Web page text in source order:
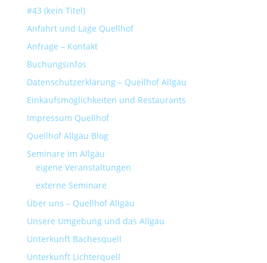
#43 (kein Titel)
Anfahrt und Lage Quellhof
Anfrage – Kontakt
Buchungsinfos
Datenschutzerklärung – Quellhof Allgäu
Einkaufsmöglichkeiten und Restaurants
Impressum Quellhof
Quellhof Allgäu Blog
Seminare im Allgäu
eigene Veranstaltungen
externe Seminare
Über uns – Quellhof Allgäu
Unsere Umgebung und das Allgäu
Unterkunft Bachesquell
Unterkunft Lichterquell